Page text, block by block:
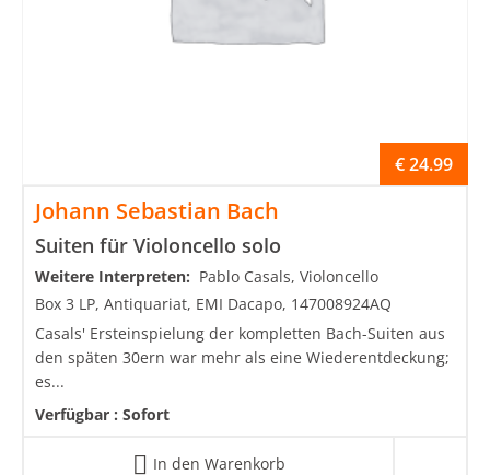
Johann Sebastian Bach
Suiten für Violoncello solo
€24.99
Weitere Interpreten: Pablo Casals, Violoncello
Box 3 LP, Antiquariat, EMI Dacapo, 147008924AQ
Casals' Ersteinspielung der kompletten Bach-Suiten aus
den späten 30ern war mehr als eine Wiederentdeckung;
es...
Verfügbar : Sofort
In den Warenkorb